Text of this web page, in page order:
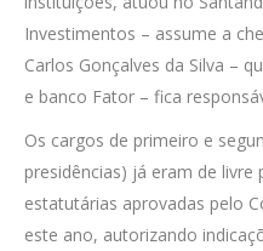
Investimentos – assume a
Carlos Gonçalves da Silva –
e banco Fator – fica
Os cargos de primeiro e
presidências) já eram de
estatutárias aprovadas pelo
este ano, autorizando